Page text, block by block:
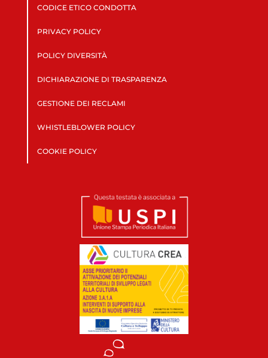
CODICE ETICO CONDOTTA
PRIVACY POLICY
POLICY DIVERSITÀ
DICHIARAZIONE DI TRASPARENZA
GESTIONE DEI RECLAMI
WHISTLEBLOWER POLICY
COOKIE POLICY